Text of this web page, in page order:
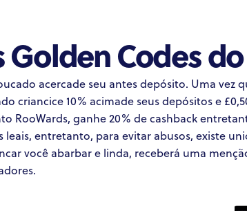
Codes
acercade seu antes depósito. Uma vez
criancice 10% acimade seus depósitos e
ganhe 20% de cashback
entretanto, para evitar abusos, existe
você abarbar e linda, receberá uma